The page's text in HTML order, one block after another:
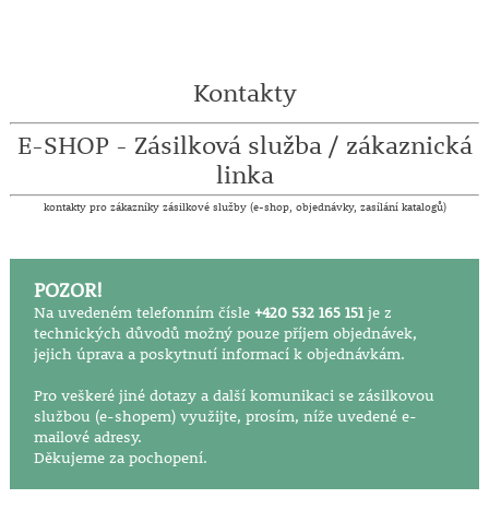
Kontakty
E-SHOP - Zásilková služba / zákaznická
linka
kontakty pro zákazníky zásilkové služby (e-shop, objednávky, zasílání katalogů)
POZOR!
Na uvedeném telefonním čísle +420 532 165 151 je z
technických důvodů možný pouze příjem objednávek,
jejich úprava a poskytnutí informací k objednávkám.
Pro veškeré jiné dotazy a další komunikaci se zásilkovou
službou (e-shopem) využijte, prosím, níže uvedené e-
mailové adresy.
Děkujeme za pochopení.